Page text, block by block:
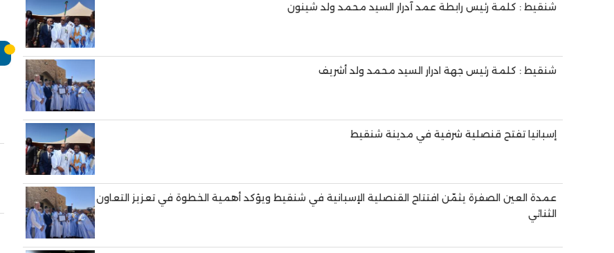
شنقيط : كلمة رئيس رابطة عمد آدرار السيد محمد ولد شينون
شنقيط : كلمة رئيس جهة ادرار السيد محمد ولد أشريف
إسبانيا تفتح قنصلية شرفية في مدينة شنقيط
عمدة العين الصفرة يثمّن افتتاح القنصلية الإسبانية في شنقيط ويؤكد أهمية الخطوة في تعزيز التعاون
الثنائي